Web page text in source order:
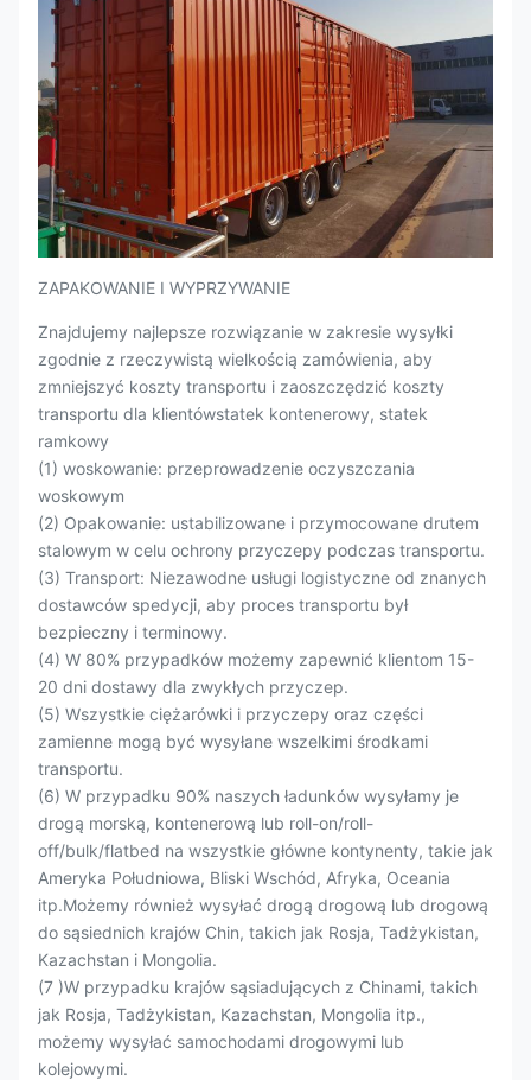
ZAPAKOWANIE I WYPRZYWANIE
Znajdujemy najlepsze rozwiązanie w zakresie wysyłki
zgodnie z rzeczywistą wielkością zamówienia, aby
zmniejszyć koszty transportu i zaoszczędzić koszty
transportu dla klientówstatek kontenerowy, statek
ramkowy
(1) woskowanie: przeprowadzenie oczyszczania
woskowym
(2) Opakowanie: ustabilizowane i przymocowane drutem
stalowym w celu ochrony przyczepy podczas transportu.
(3) Transport: Niezawodne usługi logistyczne od znanych
dostawców spedycji, aby proces transportu był
bezpieczny i terminowy.
(4) W 80% przypadków możemy zapewnić klientom 15-
20 dni dostawy dla zwykłych przyczep.
(5) Wszystkie ciężarówki i przyczepy oraz części
zamienne mogą być wysyłane wszelkimi środkami
transportu.
(6) W przypadku 90% naszych ładunków wysyłamy je
drogą morską, kontenerową lub roll-on/roll-
off/bulk/flatbed na wszystkie główne kontynenty, takie jak
Ameryka Południowa, Bliski Wschód, Afryka, Oceania
itp.Możemy również wysyłać drogą drogową lub drogową
do sąsiednich krajów Chin, takich jak Rosja, Tadżykistan,
Kazachstan i Mongolia.
(7 )W przypadku krajów sąsiadujących z Chinami, takich
jak Rosja, Tadżykistan, Kazachstan, Mongolia itp.,
możemy wysyłać samochodami drogowymi lub
kolejowymi.